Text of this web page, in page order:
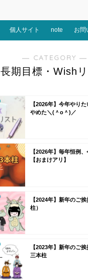
個人サイト note お問
― CATEGORY ―
長期目標・Wishリ
【2026年】今年やり
やめた＼(＾o＾)／
【2026年】毎年恒例
【おまけアリ】
【2024年】新年のご
柱）
【2023年】新年のご
三本柱